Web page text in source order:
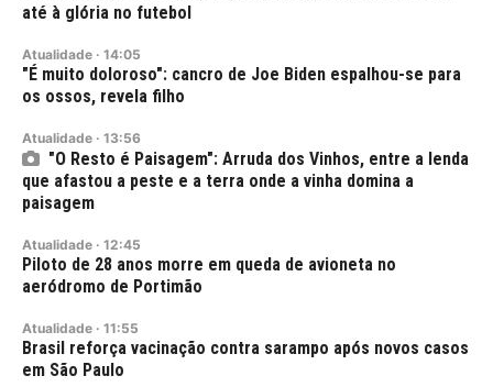
até à glória no futebol
Atualidade · 14:05
"É muito doloroso": cancro de Joe Biden espalhou-se para
os ossos, revela filho
Atualidade · 13:56
"O Resto é Paisagem": Arruda dos Vinhos, entre a lenda
que afastou a peste e a terra onde a vinha domina a
paisagem
Atualidade · 12:45
Piloto de 28 anos morre em queda de avioneta no
aeródromo de Portimão
Atualidade · 11:55
Brasil reforça vacinação contra sarampo após novos casos
em São Paulo